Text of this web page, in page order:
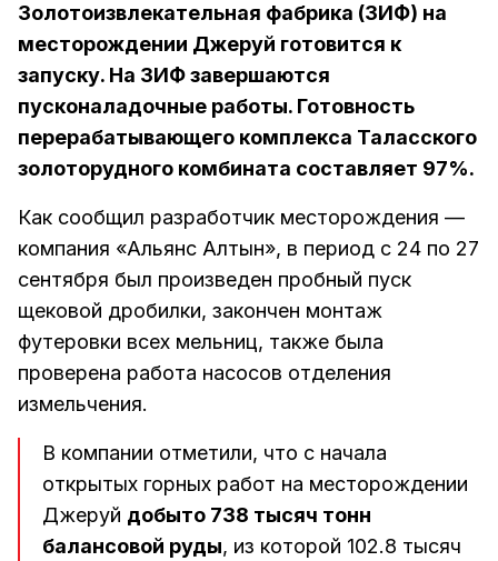
Золотоизвлекательная фабрика (ЗИФ) на
месторождении Джеруй готовится к
запуску. На ЗИФ завершаются
пусконаладочные работы. Готовность
перерабатывающего комплекса Таласского
золоторудного комбината составляет 97%.
Как сообщил разработчик месторождения —
компания «Альянс Алтын», в период с 24 по 27
сентября был произведен пробный пуск
щековой дробилки, закончен монтаж
футеровки всех мельниц, также была
проверена работа насосов отделения
измельчения.
В компании отметили, что с начала
открытых горных работ на месторождении
Джеруй добыто 738 тысяч тонн
балансовой руды, из которой 102.8 тысяч